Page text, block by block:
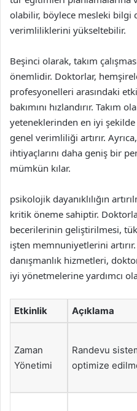
olabilir, böylece mesleki bilgi
verimliliklerini yükseltebilir.
Beşinci olarak, takım
önemlidir. Doktorlar,
profesyonelleri arasındaki
bakımını hızlandırır. Takım
yeteneklerinden en iyi
genel verimliliği artırır.
ihtiyaçlarını daha geniş bir
mümkün kılar.
psikolojik dayanıklılığın
kritik öneme sahiptir.
becerilerinin geliştirilmesi,
işten memnuniyetlerini
danışmanlık hizmetleri,
iyi yönetmelerine yardımcı
Etkinlik Açıklama
Zaman
Yönetimi
Randevu
optimize